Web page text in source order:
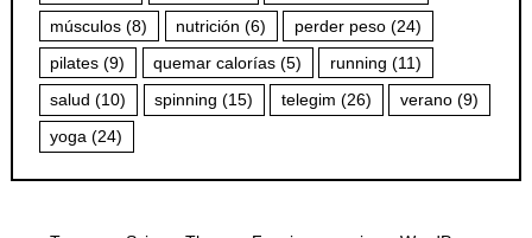
músculos (8) nutrición (6) perder peso (24)
pilates (9) quemar calorías (5) running (11)
salud (10) spinning (15) telegim (26) verano (9)
yoga (24)